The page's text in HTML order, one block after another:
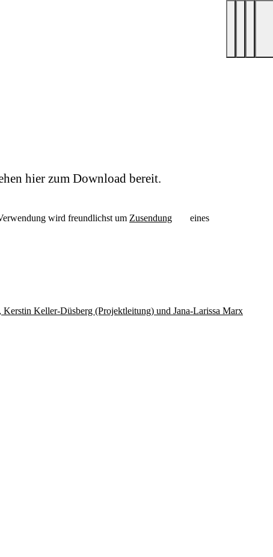
hier zum Download bereit.
wird freundlichst um Zusendung
eines
Keller-Düsberg (Projektleitung) und Jana-Larissa Marx